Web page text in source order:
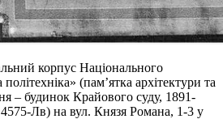
корпус Національного
(пам’ятка архітектури та
– будинок Крайового суду, 1891-
Лв) на вул. Князя Романа, 1-3 у